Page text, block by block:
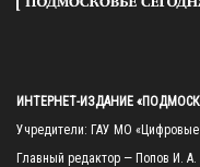
ИНТЕРНЕТ-ИЗДАНИЕ
Учредители: ГАУ МО
Главный редактор — Попов И. А.